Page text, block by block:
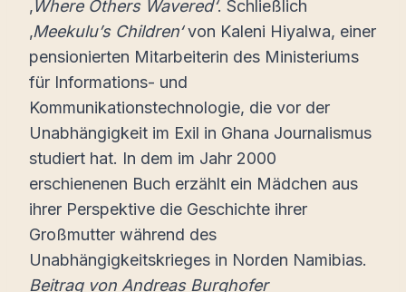
‚Where Others Wavered‘. Schließlich
‚Meekulu’s Children‘von Kaleni Hiyalwa, einer
pensionierten Mitarbeiterin des Ministeriums
für Informations- und
Kommunikationstechnologie, die vor der
Unabhängigkeit im Exil in Ghana Journalismus
studiert hat. In dem im Jahr 2000
erschienenen Buch erzählt ein Mädchen aus
ihrer Perspektive die Geschichte ihrer
Großmutter während des
Unabhängigkeitskrieges in Norden Namibias.
Beitrag von Andreas Burghofer